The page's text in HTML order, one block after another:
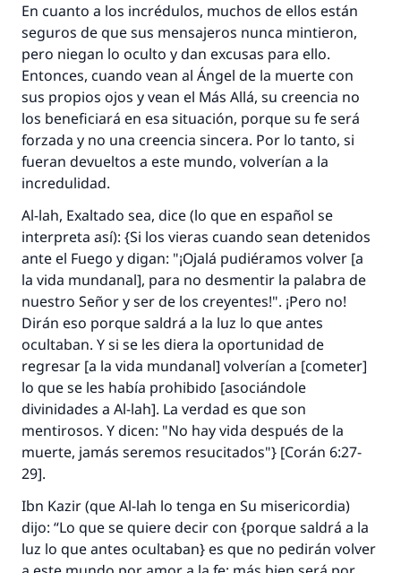
En cuanto a los incrédulos, muchos de ellos están
seguros de que sus mensajeros nunca mintieron,
pero niegan lo oculto y dan excusas para ello.
Entonces, cuando vean al Ángel de la muerte con
sus propios ojos y vean el Más Allá, su creencia no
los beneficiará en esa situación, porque su fe será
forzada y no una creencia sincera. Por lo tanto, si
fueran devueltos a este mundo, volverían a la
incredulidad.
Al-lah, Exaltado sea, dice (lo que en español se
interpreta así): {Si los vieras cuando sean detenidos
ante el Fuego y digan: "¡Ojalá pudiéramos volver [a
la vida mundanal], para no desmentir la palabra de
nuestro Señor y ser de los creyentes!". ¡Pero no!
Dirán eso porque saldrá a la luz lo que antes
ocultaban. Y si se les diera la oportunidad de
regresar [a la vida mundanal] volverían a [cometer]
lo que se les había prohibido [asociándole
divinidades a Al-lah]. La verdad es que son
mentirosos. Y dicen: "No hay vida después de la
muerte, jamás seremos resucitados"} [Corán 6:27-
29].
Ibn Kazir (que Al-lah lo tenga en Su misericordia)
dijo: “Lo que se quiere decir con {porque saldrá a la
luz lo que antes ocultaban} es que no pedirán volver